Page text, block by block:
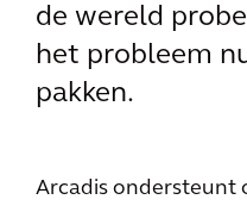
de wereld
het probleem
pakken.
Arcadis ondersteunt